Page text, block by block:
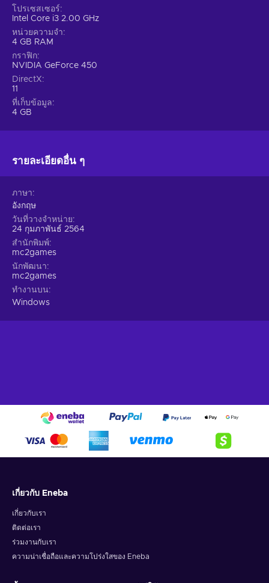
โปรเซสเซอร์
Intel Core i3 2.00 GHz
หน่วยความจำ
4 GB RAM
กราฟิก
NVIDIA GeForce 450
DirectX
11
ที่เก็บข้อมูล
4 GB
รายละเอียดอื่น ๆ
ภาษา
อังกฤษ
วันที่วางจำหน่าย
24 กุมภาพันธ์ 2564
สำนักพิมพ์
mc2games
นักพัฒนา
mc2games
ทำงานบน
Windows
เกี่ยวกับ Eneba
เกี่ยวกับเรา
ติดต่อเรา
ร่วมงานกับเรา
ความน่าเชื่อถือและความโปร่งใสของ Eneba